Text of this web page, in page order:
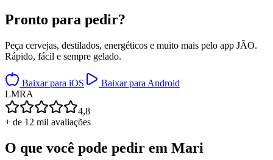
Pronto para pedir?
Peça cervejas, destilados, energéticos e muito mais pelo app JÃO.
Rápido, fácil e sempre gelado.
Baixar para iOS
Baixar para Android
LMRA
4,8
+ de 12 mil avaliações
O que você pode pedir em Mari